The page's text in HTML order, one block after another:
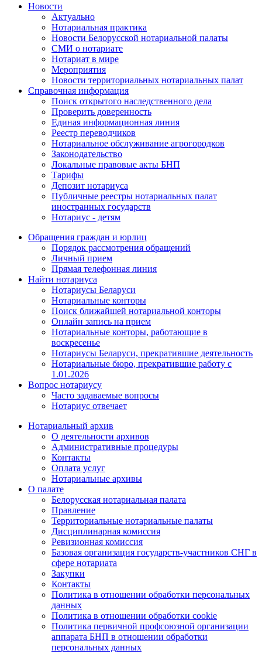
Новости
Актуально
Нотариальная практика
Новости Белорусской нотариальной палаты
СМИ о нотариате
Нотариат в мире
Мероприятия
Новости территориальных нотариальных палат
Справочная информация
Поиск открытого наследственного дела
Проверить доверенность
Единая информационная линия
Реестр переводчиков
Нотариальное обслуживание агрогородков
Законодательство
Локальные правовые акты БНП
Тарифы
Депозит нотариуса
Публичные реестры нотариальных палат
иностранных государств
Нотариус - детям
Обращения граждан и юрлиц
Порядок рассмотрения обращений
Личный прием
Прямая телефонная линия
Найти нотариуса
Нотариусы Беларуси
Нотариальные конторы
Поиск ближайшей нотариальной конторы
Онлайн запись на прием
Нотариальные конторы, работающие в
воскресенье
Нотариусы Беларуси, прекратившие деятельность
Нотариальные бюро, прекратившие работу с
1.01.2026
Вопрос нотариусу
Часто задаваемые вопросы
Нотариус отвечает
Нотариальный архив
О деятельности архивов
Административные процедуры
Контакты
Оплата услуг
Нотариальные архивы
О палате
Белорусская нотариальная палата
Правление
Территориальные нотариальные палаты
Дисциплинарная комиссия
Ревизионная комиссия
Базовая организация государств-участников СНГ в
сфере нотариата
Закупки
Контакты
Политика в отношении обработки персональных
данных
Политика в отношении обработки cookie
Политика первичной профсоюзной организации
аппарата БНП в отношении обработки
персональных данных